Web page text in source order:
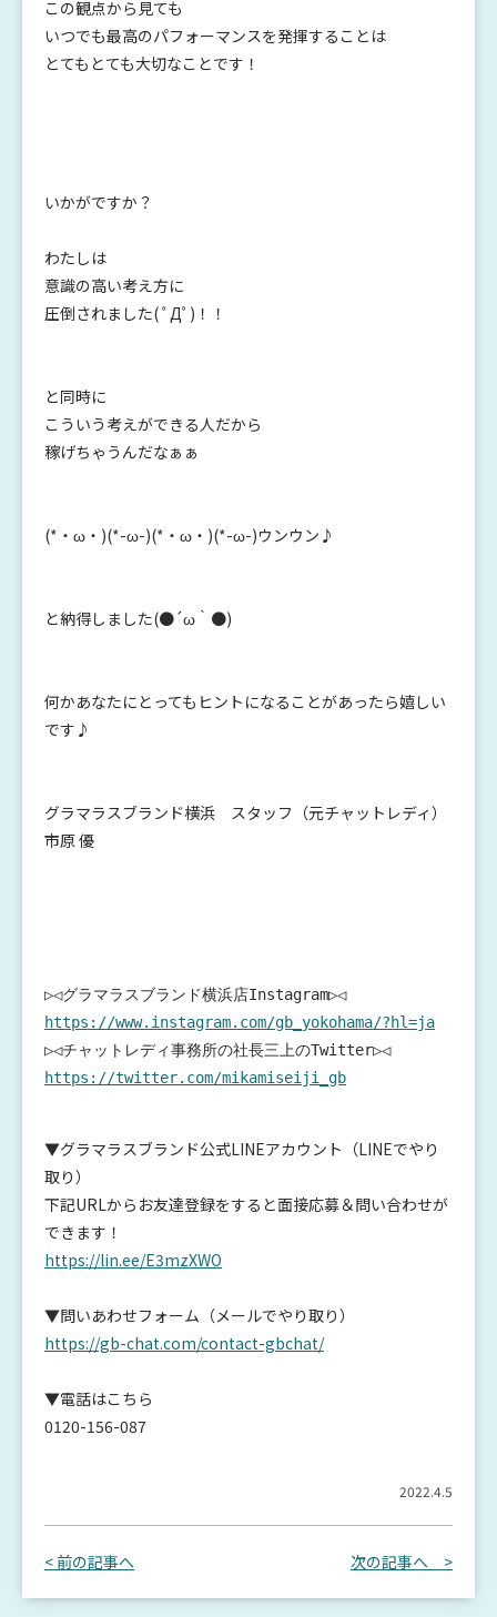
この観点から見ても
いつでも最高のパフォーマンスを発揮することは
とてもとても大切なことです！
いかがですか？
わたしは
意識の高い考え方に
圧倒されました( ﾟДﾟ)！！
と同時に
こういう考えができる人だから
稼げちゃうんだなぁぁ
(*・ω・)(*-ω-)(*・ω・)(*-ω-)ウンウン♪
と納得しました(●´ω｀●)
何かあなたにとってもヒントになることがあったら嬉しい
です♪
グラマラスブランド横浜 スタッフ（元チャットレディ）
市原 優
https://www.instagram.com/gb_yokohama/?hl=ja
https://twitter.com/mikamiseiji_gb
▼グラマラスブランド公式LINEアカウント（LINEでやり
取り）
下記URLからお友達登録をすると面接応募＆問い合わせが
できます！
https://lin.ee/E3mzXWO
▼問いあわせフォーム（メールでやり取り）
https://gb-chat.com/contact-gbchat/
▼電話はこちら
0120-156-087
2022.4.5
< 前の記事へ 次の記事へ >